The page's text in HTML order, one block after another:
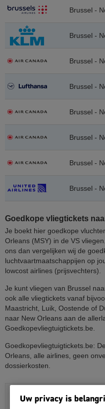
Brussel -
Brussel -
Brussel -
Brussel -
Brussel -
Brussel -
Brussel -
Brussel -
Goedkope vliegtickets
Je boekt hier goedkope
Orleans (MSY) in de VS
ons dan vergelijken wij de
luchtvaartmaatschappijen op
lowcost airlines (prijsvechters).
Je kunt vliegen van Brussel
ook alle vliegtickets vanaf
Maastricht, Luik, Oostende of
naar New Orleans aan de
Goedkopevliegtuigtickets.be.
Goedkopevliegtuigtickets.be:
Orleans, alle airlines, geen
dossierkosten.
Vliegtickets New Orleans
Uw privacy is